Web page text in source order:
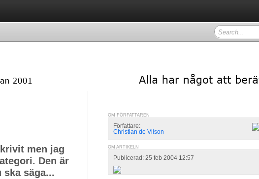
men jag
Den är
säga...
OM FÖRFATTAREN
Författare:
Christian de Vilson
OM ARTIKELN
Publicerad: 25 feb 2004 12:57